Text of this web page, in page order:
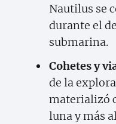
Nautilus se
durante el
submarina.
Cohetes y
de la
materializó
luna y más